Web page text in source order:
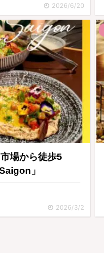
2026/6/20
場から徒歩5
」
2026/3/2